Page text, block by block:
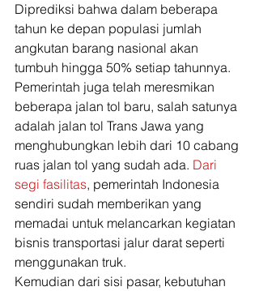
Diprediksi bahwa dalam beberapa
tahun ke depan populasi jumlah
angkutan barang nasional akan
tumbuh hingga 50% setiap tahunnya.
Pemerintah juga telah meresmikan
beberapa jalan tol baru, salah satunya
adalah jalan tol Trans Jawa yang
menghubungkan lebih dari 10 cabang
ruas jalan tol yang sudah ada. Dari
segi fasilitas, pemerintah Indonesia
sendiri sudah memberikan yang
memadai untuk melancarkan kegiatan
bisnis transportasi jalur darat seperti
menggunakan truk.
Kemudian dari sisi pasar, kebutuhan